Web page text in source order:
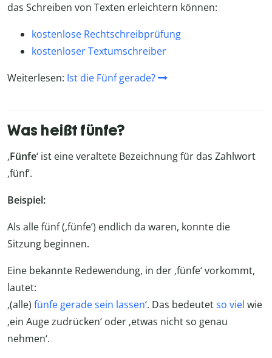
das Schreiben von Texten erleichtern können:
kostenlose Rechtschreibprüfung
kostenloser Textumschreiber
Weiterlesen: Ist die Fünf gerade?
Was heißt fünfe?
‚Fünfe‘ ist eine veraltete Bezeichnung für das Zahlwort
‚fünf‘.
Beispiel:
Als alle fünf (‚fünfe‘) endlich da waren, konnte die
Sitzung beginnen.
Eine bekannte Redewendung, in der ‚fünfe‘ vorkommt,
lautet:
‚(alle) fünfe gerade sein lassen‘. Das bedeutetso viel wie
‚ein Auge zudrücken‘ oder ‚etwas nicht so genau
nehmen‘.